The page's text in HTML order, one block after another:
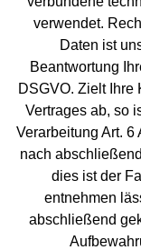
verwendet.
Daten ist
Beantwortung
DSGVO. Zielt Ihre
Vertrages ab, so
Verarbeitung Art. 6
nach
dies ist der
entnehmen
abschließend